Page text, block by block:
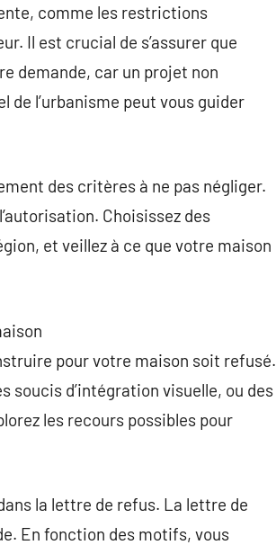
comme les restrictions
Il est crucial de s’assurer que
demande, car un projet non
l’urbanisme peut vous guider
des critères à ne pas négliger.
Choisissez des
et veillez à ce que votre maison
pour votre maison soit refusé.
soucis d’intégration visuelle, ou des
les recours possibles pour
la lettre de refus. La lettre de
En fonction des motifs, vous